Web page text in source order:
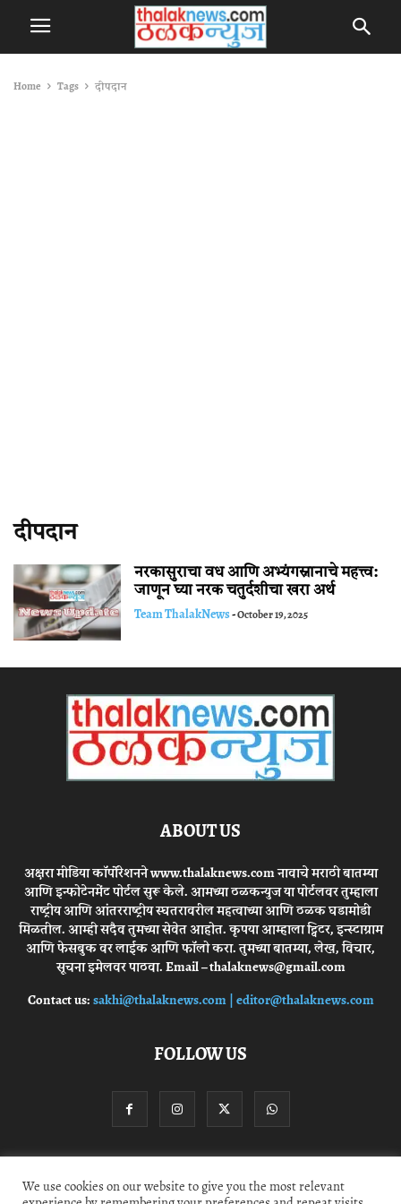
Home Tags दीपदान
दीपदान
नरकासुराचा वध आणि अभ्यंगस्नानाचे महत्त्व:
जाणून घ्या नरक चतुर्दशीचा खरा अर्थ
Team ThalakNews-October 19, 2025
ABOUT US
अक्षरा मीडिया कॉर्पोरेशनने www.thalaknews.com नावाचे मराठी बातम्या
आणि इन्फोटेनमेंट पोर्टल सुरू केले. आमच्या ठळकन्युज या पोर्टलवर तुम्हाला
राष्ट्रीय आणि आंतरराष्ट्रीय स्घतरावरील महत्वाच्या आणि ठळक घडामोडी
मिळतील. आम्ही सदैव तुमच्या सेवेत आहोत. कृपया आम्हाला ट्विटर, इन्स्टाग्राम
आणि फेसबुक वर लाईक आणि फॉलो करा. तुमच्या बातम्या, लेख, विचार,
सूचना इमेलवर पाठवा. Email – thalaknews@gmail.com
Contact us:sakhi@thalaknews.com | editor@thalaknews.com
FOLLOW US
Privacy Policy Contact Us
We use cookies on our website to give you the most relevant